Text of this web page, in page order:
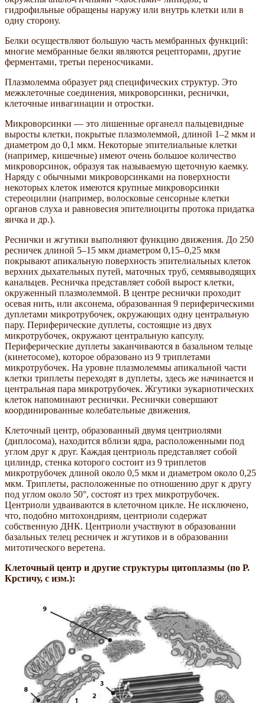
гидрофильные обращены наружу или внутрь клетки или в
одну сторону.
Белки осуществляют большую часть мембранных функций:
многие мембранные белки являются рецепторами, другие
ферментами, третьи переносчиками.
Плазмолемма образует ряд специфических структур. Это
межклеточные соединения, микроворсинки, реснички,
клеточные инвагинации и отростки.
Микроворсинки — это лишенные органелл пальцевидные
выросты клетки, покрытые плазмолеммой, длиной 1–2 мкм и
диаметром до 0,1 мкм. Некоторые эпителиальные клетки
(например, кишечные) имеют очень большое количество
микроворсинок, образуя так называемую щеточную каемку.
Наряду с обычными микроворсинками на поверхности
некоторых клеток имеются крупные микроворсинки
стереоцилии (например, волосковые сенсорные клетки
органов слуха и равновесия эпителиоциты протока придатка
яичка и др.).
Реснички и жгутики выполняют функцию движения. До 250
ресничек длиной 5–15 мкм диаметром 0,15–0,25 мкм
покрывают апикальную поверхность эпителиальных клеток
верхних дыхательных путей, маточных труб, семявыводящих
канальцев. Ресничка представляет собой вырост клетки,
окруженный плазмолеммой. В центре реснички проходит
осевая нить, или аксонема, образованная 9 периферическими
дуплетами микротрубочек, окружающих одну центральную
пару. Периферические дуплеты, состоящие из двух
микротрубочек, окружают центральную капсулу.
Периферические дуплеты заканчиваются в базальном тельце
(кинетосоме), которое образовано из 9 триплетами
микротрубочек. На уровне плазмолеммы апикальной части
клетки триплеты переходят в дуплеты, здесь же начинается и
центральная пара микротрубочек. Жгутики эукариотических
клеток напоминают реснички. Реснички совершают
координированные колебательные движения.
Клеточный центр, образованный двумя центриолями
(диплосома), находится вблизи ядра, расположенными под
углом друг к друг. Каждая центриоль представляет собой
цилиндр, стенка которого состоит из 9 триплетов
микротрубочек длиной около 0,5 мкм и диаметром около 0,25
мкм. Триплеты, расположенные по отношению друг к другу
под углом около 50°, состоят из трех микротрубочек.
Центриоли удваиваются в клеточном цикле. Не исключено,
что, подобно митохондриям, центриоли содержат
собственную ДНК. Центриоли участвуют в образовании
базальных телец ресничек и жгутиков и в образовании
митотического веретена.
Клеточный центр и другие структуры цитоплазмы (по Р.
Крстичу, с изм.):